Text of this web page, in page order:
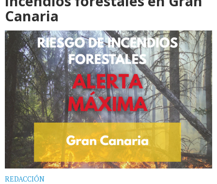
Canaria
REDACCIÓN